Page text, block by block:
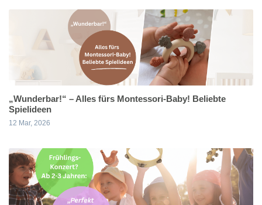
„Wunderbar!“ – Alles fürs Montessori-Baby! Beliebte
Spielideen
12 Mar, 2026